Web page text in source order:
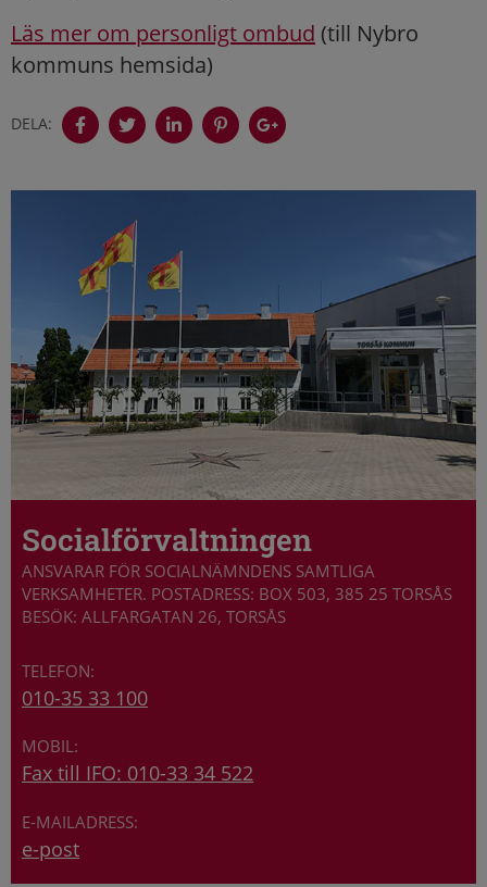
Läs mer om personligt ombud (till Nybro
kommuns hemsida)
DELA:
Socialförvaltningen
ANSVARAR FÖR SOCIALNÄMNDENS SAMTLIGA
VERKSAMHETER. POSTADRESS: BOX 503, 385 25 TORSÅS
BESÖK: ALLFARGATAN 26, TORSÅS
010-35 33 100
Fax till IFO: 010-33 34 522
e-post